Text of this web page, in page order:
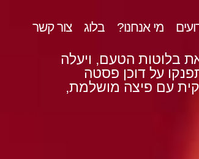
מי אנחנו? בלוג צור קשר
בלוטות הטעם, ויעלה
על דוכן פסטה
עם פיצה מושלמת,